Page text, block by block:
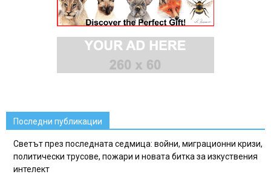
Последни публикации
Светът през последната седмица: войни, миграционни кризи,
политически трусове, пожари и новата битка за изкуствения
интелект